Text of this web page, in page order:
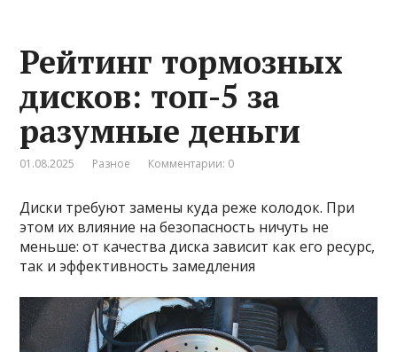
Рейтинг тормозных
дисков: топ-5 за
разумные деньги
01.08.2025 Разное Комментарии: 0
Диски требуют замены куда реже колодок. При
этом их влияние на безопасность ничуть не
меньше: от качества диска зависит как его ресурс,
так и эффективность замедления